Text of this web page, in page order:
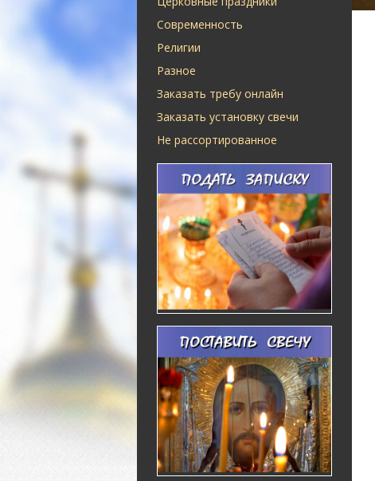
Современность
Религии
Разное
Заказать требу онлайн
Заказать установку свечи
Не рассортированное